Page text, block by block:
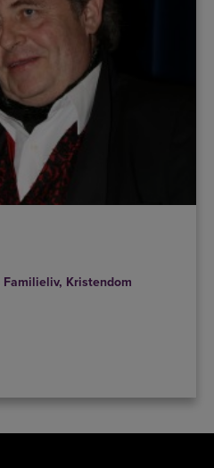
Familieliv, Kristendom